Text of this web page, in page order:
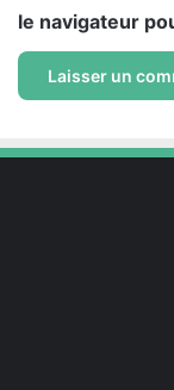
le navigateur